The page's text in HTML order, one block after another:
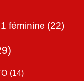
féminine (22)
(14)